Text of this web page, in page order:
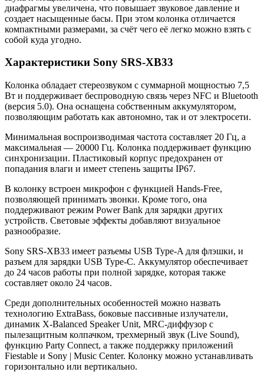
диафрагмы увеличена, что повышает звуковое давление и
создает насыщенные басы. При этом колонка отличается
компактными размерами, за счёт чего её легко можно взять с
собой куда угодно.
Характеристики Sony SRS-XB33
Колонка обладает стереозвуком с суммарной мощностью 7,5
Вт и поддерживает беспроводную связь через NFC и Bluetooth
(версия 5.0). Она оснащена собственным аккумулятором,
позволяющим работать как автономно, так и от электросети.
Минимальная воспроизводимая частота составляет 20 Гц, а
максимальная — 20000 Гц. Колонка поддерживает функцию
синхронизации. Пластиковый корпус предохранен от
попадания влаги и имеет степень защиты IP67.
В колонку встроен микрофон с функцией Hands-Free,
позволяющей принимать звонки. Кроме того, она
поддерживают режим Power Bank для зарядки других
устройств. Световые эффекты добавляют визуальное
разнообразие.
Sony SRS-XB33 имеет разъемы USB Type-A для флэшки, и
разъем для зарядки USB Type-C. Аккумулятор обеспечивает
до 24 часов работы при полной зарядке, которая также
составляет около 24 часов.
Среди дополнительных особенностей можно назвать
технологию ExtraBass, боковые пассивные излучатели,
динамик X-Balanced Speaker Unit, MRC-диффузор с
пылезащитным колпачком, трехмерный звук (Live Sound),
функцию Party Connect, а также поддержку приложений
Fiestable и Sony | Music Center. Колонку можно устанавливать
горизонтально или вертикально.